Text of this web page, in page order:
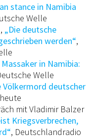
stance in Namibia
Welle
„Die deutsche
werden“,
Massaker in Namibia:
Welle
Völkermord deutscher
mit Vladimir Balzer
Kriegsverbrechen,
, Deutschlandradio